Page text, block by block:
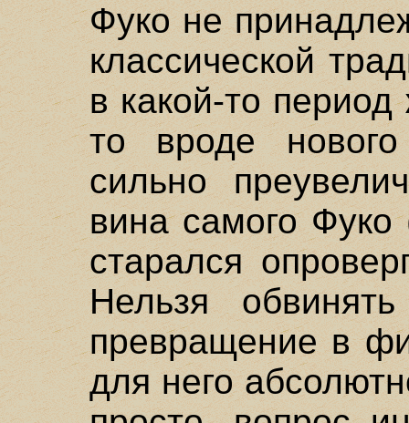
Фуко не
классической
в какой-то
то вроде
сильно
вина самого
старался
Нельзя
превращение в
для него